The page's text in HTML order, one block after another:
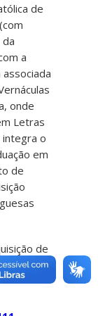
de
da
a
onde
Letras
integra o
em
de
de
e